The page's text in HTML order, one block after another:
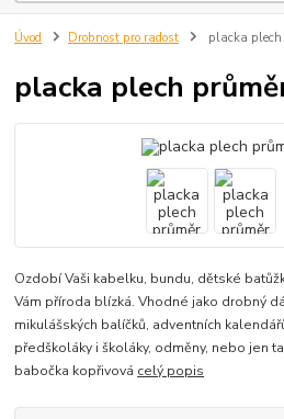
Úvod Drobnost pro radost placka
placka plech
Ozdobí Vaši kabelku, bundu, dětské
Vám příroda blízká. Vhodné jako drobný
mikulášských balíčků, adventních
předškoláky i školáky, odměny, nebo jen
babočka kopřivová celý popis